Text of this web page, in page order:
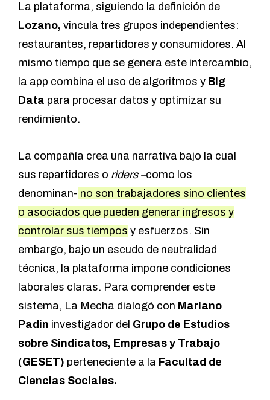
La plataforma, siguiendo la definición de
Lozano, vincula tres grupos independientes:
restaurantes, repartidores y consumidores. Al
mismo tiempo que se genera este intercambio,
la app combina el uso de algoritmos y Big
Data para procesar datos y optimizar su
rendimiento.
La compañía crea una narrativa bajo la cual
sus repartidores o riders –como los
denominan- no son trabajadores sino clientes
o asociados que pueden generar ingresos y
controlar sus tiempos y esfuerzos. Sin
embargo, bajo un escudo de neutralidad
técnica, la plataforma impone condiciones
laborales claras. Para comprender este
sistema, La Mecha dialogó con Mariano
Padin investigador del Grupo de Estudios
sobre Sindicatos, Empresas y Trabajo
(GESET) perteneciente a la Facultad de
Ciencias Sociales.